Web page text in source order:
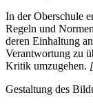
In der Oberschule
Regeln und
deren Einhaltung
Verantwortung zu
Kritik umzugehen.
Gestaltung des